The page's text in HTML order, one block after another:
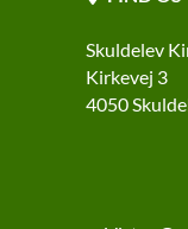
Skuldelev
Kirkevej 3
4050